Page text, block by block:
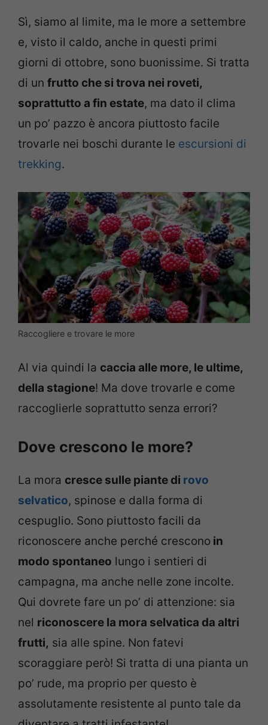
Sì, siamo al limite, ma le more a settembre
e, visto il caldo, anche in questi primi
giorni di ottobre, sono buonissime. Si tratta
di un frutto che si trova nei roveti,
soprattutto a fin estate, ma dato il clima
un po’ pazzo è ancora piuttosto facile
trovarle nei boschi durante le escursioni di
trekking.
Raccogliere e trovare le more
Al via quindi la caccia alle more, le ultime,
della stagione! Ma dove trovarle e come
raccoglierle soprattutto senza errori?
Dove crescono le more?
La mora cresce sulle piante di rovo
selvatico, spinose e dalla forma di
cespuglio. Sono piuttosto facili da
riconoscere anche perché crescono in
modo spontaneo lungo i sentieri di
campagna, ma anche nelle zone incolte.
Qui dovrete fare un po’ di attenzione: sia
nel riconoscere la mora selvatica da altri
frutti, sia alle spine. Non fatevi
scoraggiare però! Si tratta di una pianta un
po’ rude, ma proprio per questo è
assolutamente resistente al punto tale da